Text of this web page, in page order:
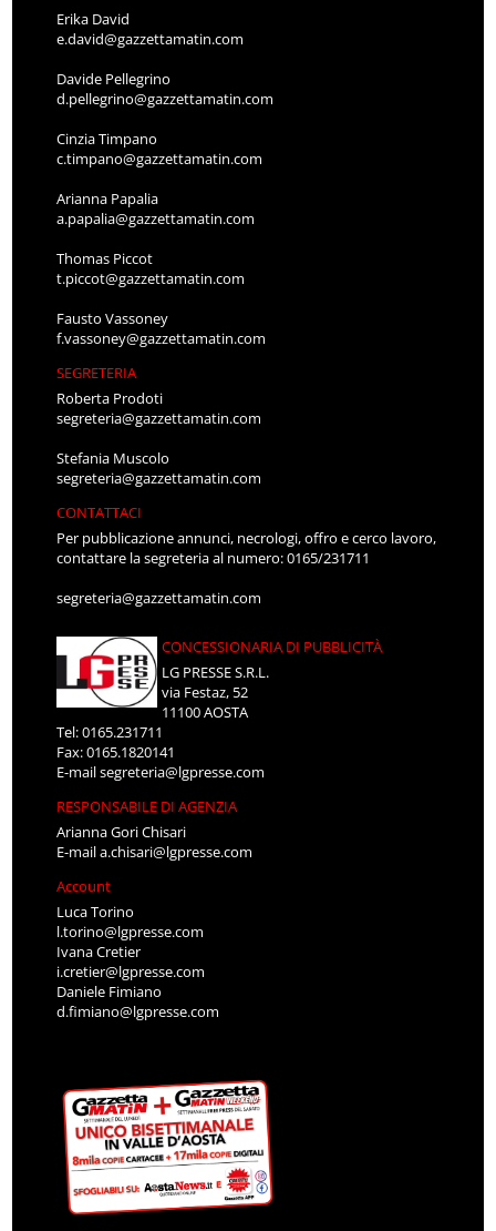
Erika David
e.david@gazzettamatin.com
Davide Pellegrino
d.pellegrino@gazzettamatin.com
Cinzia Timpano
c.timpano@gazzettamatin.com
Arianna Papalia
a.papalia@gazzettamatin.com
Thomas Piccot
t.piccot@gazzettamatin.com
Fausto Vassoney
f.vassoney@gazzettamatin.com
SEGRETERIA
Roberta Prodoti
segreteria@gazzettamatin.com
Stefania Muscolo
segreteria@gazzettamatin.com
CONTATTACI
Per pubblicazione annunci, necrologi, offro e cerco lavoro,
contattare la segreteria al numero: 0165/231711
segreteria@gazzettamatin.com
CONCESSIONARIA DI PUBBLICITÀ
LG PRESSE S.R.L.
via Festaz, 52
11100 AOSTA
Tel: 0165.231711
Fax: 0165.1820141
E-mailsegreteria@lgpresse.com
RESPONSABILE DI AGENZIA
Arianna Gori Chisari
E-maila.chisari@lgpresse.com
Account
Luca Torino
l.torino@lgpresse.com
Ivana Cretier
i.cretier@lgpresse.com
Daniele Fimiano
d.fimiano@lgpresse.com